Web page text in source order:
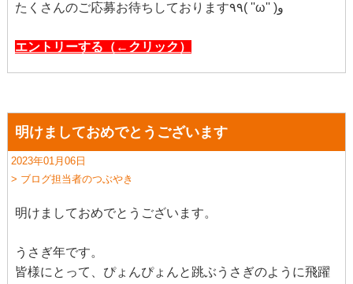
たくさんのご応募お待ちしております٩٩( ''ω'' )و
エントリーする（←クリック）
明けましておめでとうございます
2023年01月06日
> ブログ担当者のつぶやき
明けましておめでとうございます。
うさぎ年です。
皆様にとって、ぴょんぴょんと跳ぶうさぎのように飛躍